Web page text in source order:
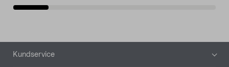
Sidfot
Kundservice